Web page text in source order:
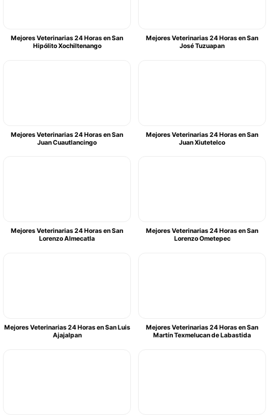
Mejores Veterinarias 24 Horas en San
Hipólito Xochiltenango
Mejores Veterinarias 24 Horas en San
José Tuzuapan
Mejores Veterinarias 24 Horas en San
Juan Cuautlancingo
Mejores Veterinarias 24 Horas en San
Juan Xiutetelco
Mejores Veterinarias 24 Horas en San
Lorenzo Almecatla
Mejores Veterinarias 24 Horas en San
Lorenzo Ometepec
Mejores Veterinarias 24 Horas en San Luis
Ajajalpan
Mejores Veterinarias 24 Horas en San
Martín Texmelucan de Labastida